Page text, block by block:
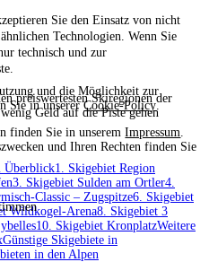
Sie den Einsatz von nicht
Technologien. Wenn Sie
technisch und zur
und die Möglichkeit zur
Sie in unsererCookie-Policy.
finden Sie in unseremImpressum
und Ihren Rechten finden Sie
preiswertesten Skiregionen der
Geld auf die Piste gehen
Überblick1. Skigebiet Region
3. Skigebiet Sulden am Ortler4.
Classic – Zugspitze6. Skigebiet
Wildkogel-Arena8. Skigebiet 3
10. Skigebiet KronplatzWeitere
Günstige Skigebiete in
in den Alpen